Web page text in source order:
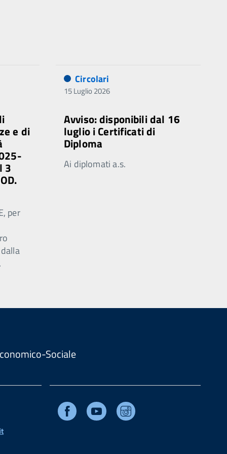
e di
3
per
Circolari
15 Luglio 2026
Avviso: disponibili dal 16
luglio i Certificati di
Diploma
Ai diplomati a.s.
Sociale
Facebook Youtube